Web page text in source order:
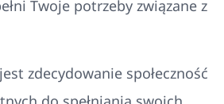
Twoje potrzeby związane z
zdecydowanie społeczność